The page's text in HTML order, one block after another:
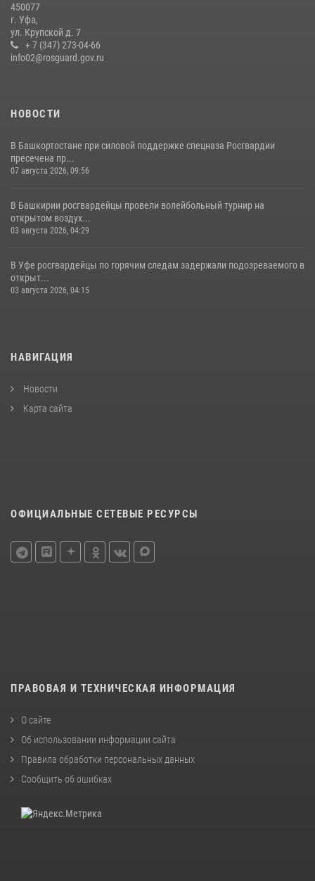
В Уфе росгвардейцы задержали пьяного дебошира, нарушавшего
покой постояльцев хостела
23 июля 2026, 12:25
450077
г. Уфа,
ул. Крупской д. 7
+ 7 (347) 273-04-66
info02@rosguard.gov.ru
НОВОСТИ
В Башкортостане при силовой поддержке спецназа Росгвардии
пресечена пр...
07 августа 2026, 09:56
В Башкирии росгвардейцы провели волейбольный турнир на
открытом воздух...
03 августа 2026, 04:29
В Уфе росгвардейцы по горячим следам задержали подозреваемого в
открыт...
03 августа 2026, 04:15
НАВИГАЦИЯ
Новости
Карта сайта
ОФИЦИАЛЬНЫЕ СЕТЕВЫЕ РЕСУРСЫ
ПРАВОВАЯ И ТЕХНИЧЕСКАЯ ИНФОРМАЦИЯ
О сайте
Об использовании информации сайта
Правила обработки персональных данных
Сообщить об ошибках